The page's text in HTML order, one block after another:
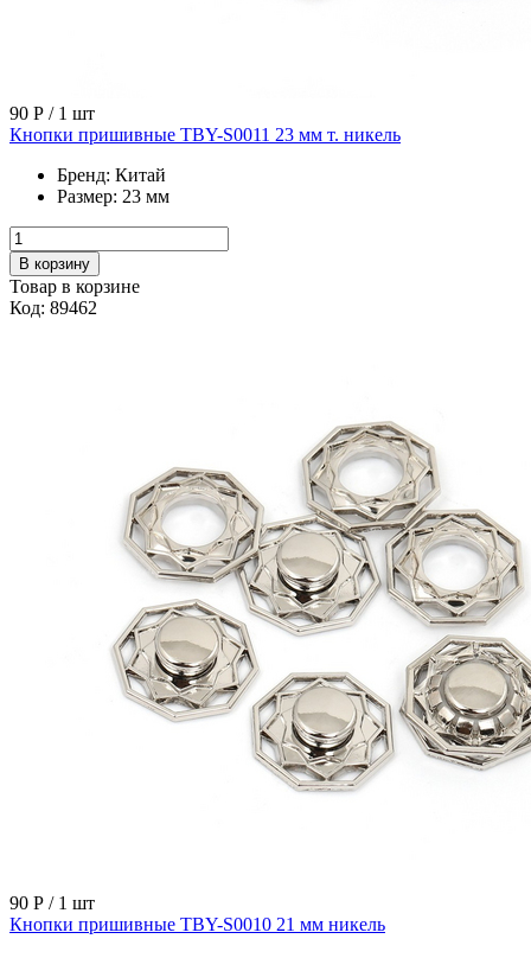
90 Р / 1 шт
Кнопки пришивные TBY-S0011 23 мм т. никель
Бренд: Китай
Размер: 23 мм
В корзину
Товар в корзине
Код: 89462
90 Р / 1 шт
Кнопки пришивные TBY-S0010 21 мм никель